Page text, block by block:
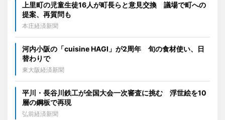
上里町の児童生徒16人が町長らと意見交換 議場で町への
提案、再質問も
本庄経済新聞
河内小阪の「cuisine HAGI」が2周年 旬の食材使い、日
替わりで
東大阪経済新聞
平川・長谷川鉄工が全国大会一次審査に挑む 浮世絵を10
層の鋼板で再現
弘前経済新聞